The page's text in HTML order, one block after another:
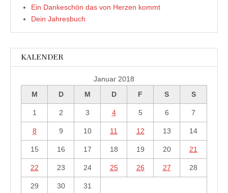
Ein Dankeschön das von Herzen kommt
Dein Jahresbuch
KALENDER
Januar 2018
M
D M D F S S
1 2 3 4 5 6 7
8 9 10 11 12 13 14
15 16 17 18 19 20 21
22 23 24 25 26 27 28
29 30
31